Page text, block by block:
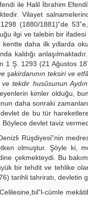
ile Halil İbrahim
Vilayet
(1880/1881)‟de
ilgi ve talebin bir
kentte daha ilk yıllarda
kaldığı
1 Ş. 1293 (21 Ağustos
şakirdanının teksiri ve
tekdir husûsunun
kimler olduğu,
daha sonraki
de bu tür
devlet taviz
Rüşdiyesi‟nin
olmuştur. Şöyle ki,
çekmekteydi. Bu
bir tehdit ve tehlike
tarihli tahriratı, devletin
cümle